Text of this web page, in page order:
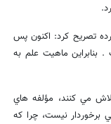
تصريح كرد: اكنون پس
بنابراين ماهيت علم به
مي كنند، مؤلفه هاي
برخوردار نيست، چرا كه